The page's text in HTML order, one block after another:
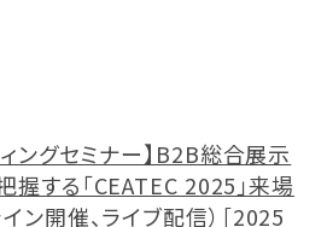
ングセミナー】B2B総合展示
する「CEATEC 2025」来場
ン開催、ライブ配信）［2025